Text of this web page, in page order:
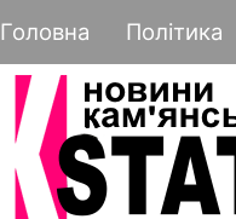
Основная
Головна Політика